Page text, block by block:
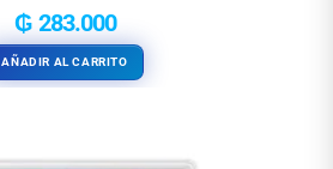
₲283.000
AÑADIR AL CARRITO